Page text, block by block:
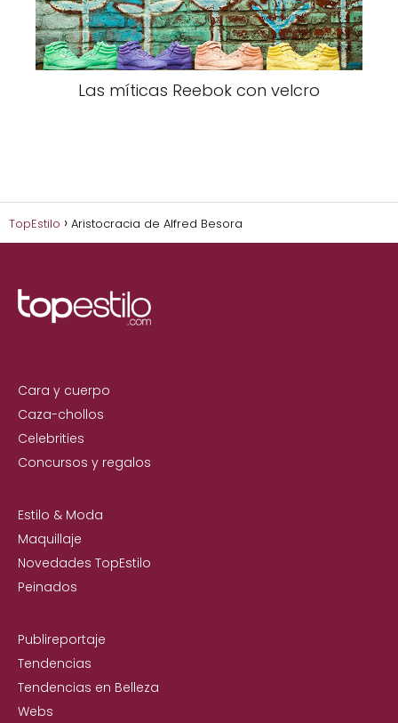
Las míticas Reebok con velcro
TopEstilo Aristocracia de Alfred Besora
Cara y cuerpo
Caza-chollos
Celebrities
Concursos y regalos
Estilo & Moda
Maquillaje
Novedades TopEstilo
Peinados
Publireportaje
Tendencias
Tendencias en Belleza
Webs